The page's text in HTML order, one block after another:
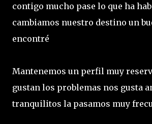
contigo mucho pase lo que ha
cambiamos nuestro destino un
encontré
Mantenemos un perfil muy
gustan los problemas nos gusta
tranquilitos la pasamos muy